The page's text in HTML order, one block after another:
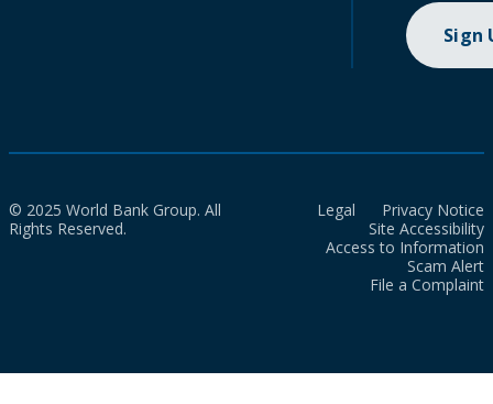
Sign
© 2025 World Bank Group. All
Rights Reserved.
Legal
Privacy Notice
Site Accessibility
Access to Information
Scam Alert
File a Complaint